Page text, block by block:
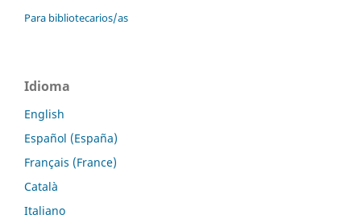
Para bibliotecarios/as
Idioma
English
Español (España)
Français (France)
Català
Italiano